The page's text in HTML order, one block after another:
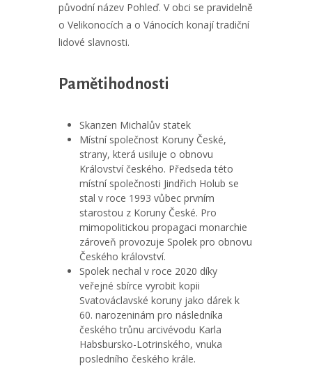
původní název Pohleď. V obci se pravidelně
o Velikonocích a o Vánocích konají tradiční
lidové slavnosti.
Pamětihodnosti
Skanzen Michalův statek
Místní společnost Koruny České,
strany, která usiluje o obnovu
Království českého. Předseda této
místní společnosti Jindřich Holub se
stal v roce 1993 vůbec prvním
starostou z Koruny České. Pro
mimopolitickou propagaci monarchie
zároveň provozuje Spolek pro obnovu
Českého království.
Spolek nechal v roce 2020 díky
veřejné sbírce vyrobit kopii
Svatováclavské koruny jako dárek k
60. narozeninám pro následníka
českého trůnu arcivévodu Karla
Habsbursko-Lotrinského, vnuka
posledního českého krále.